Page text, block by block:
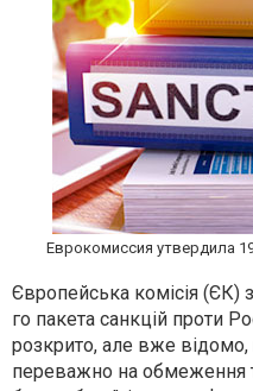
Еврокомиссия утвердила
Європейська комісія (ЄК)
го пакета санкцій проти
розкрито, але вже
переважно на обмеження